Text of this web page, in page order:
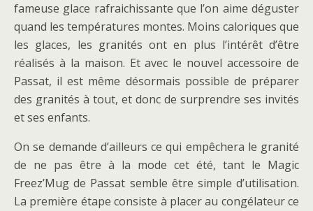
fameuse glace rafraichissante que l’on aime déguster
quand les températures montes. Moins caloriques que
les glaces, les granités ont en plus l’intérêt d’être
réalisés à la maison. Et avec le nouvel accessoire de
Passat, il est même désormais possible de préparer
des granités à tout, et donc de surprendre ses invités
et ses enfants.
On se demande d’ailleurs ce qui empêchera le granité
de ne pas être à la mode cet été, tant le Magic
Freez’Mug de Passat semble être simple d’utilisation.
La première étape consiste à placer au congélateur ce